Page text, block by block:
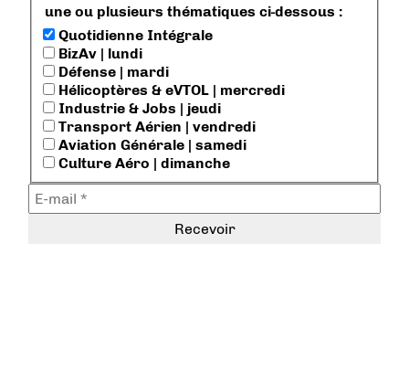
une ou plusieurs thématiques ci-dessous :
Quotidienne Intégrale
BizAv | lundi
Défense | mardi
Hélicoptères & eVTOL | mercredi
Industrie & Jobs | jeudi
Transport Aérien | vendredi
Aviation Générale | samedi
Culture Aéro | dimanche